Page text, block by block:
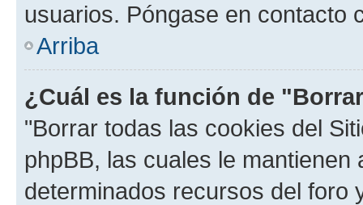
usuarios. Póngase en contacto
Arriba
¿Cuál es la función de
"Borrar todas las cookies del
phpBB, las cuales le
determinados recursos del foro